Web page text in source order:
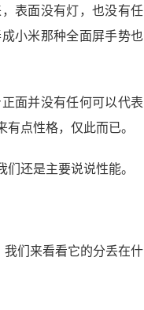
表面没有灯，也没有任
小米那种全面屏手势也
面并没有任何可以代表
点性格，仅此而已。
还是主要说说性能。
们来看看它的分丢在什